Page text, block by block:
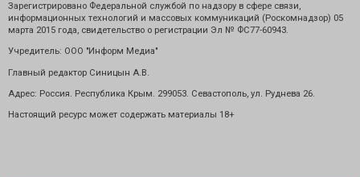
Зарегистрировано Федеральной службой по надзору в сфере связи,
информационных технологий и массовых коммуникаций (Роскомнадзор) 05
марта 2015 года, свидетельство о регистрации Эл № ФС77-60943.
Учредитель: ООО "Информ Медиа"
Главный редактор Синицын А.В.
Адрес: Россия. Республика Крым. 299053. Севастополь, ул. Руднева 26.
Настоящий ресурс может содержать материалы 18+